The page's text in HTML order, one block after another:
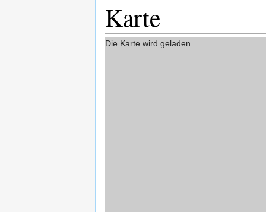
Karte
Die Karte wird geladen …